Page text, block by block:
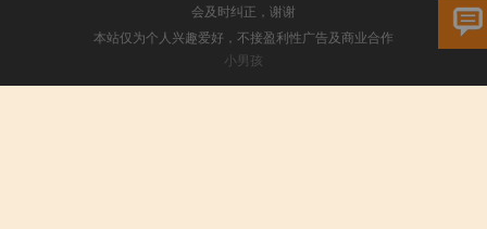
会及时纠正，谢谢
本站仅为个人兴趣爱好，不接盈利性广告及商业合作
小男孩